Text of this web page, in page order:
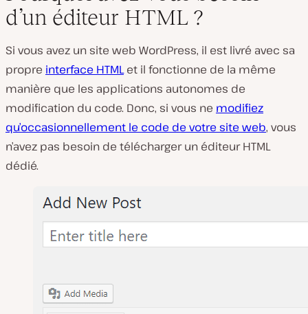
d’un éditeur HTML ?
Si vous avez un site web WordPress, il est livré avec sa
propre interface HTMLet il fonctionne de la même
manière que les applications autonomes de
modification du code. Donc, si vous ne modifiez
qu’occasionnellement le code de votre site web, vous
n’avez pas besoin de télécharger un éditeur HTML
dédié.